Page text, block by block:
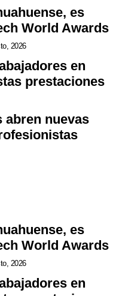
es
World Awards
2026
en
prestaciones
abren nuevas
es
World Awards
2026
en